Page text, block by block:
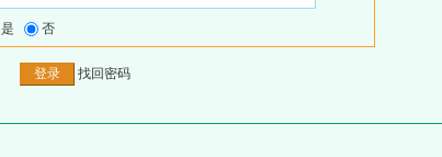
是 否
找回密码